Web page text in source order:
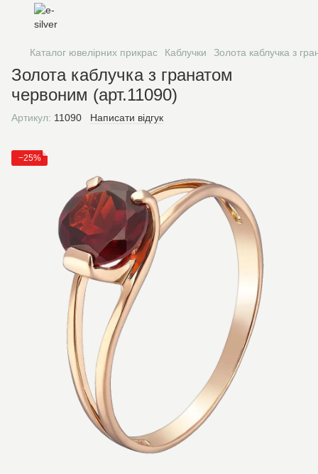
Каталог ювелірних прикрас Каблучки Золота каблучка з
Золота каблучка з гранатом
червоним (арт.11090)
Артикул: 11090 Написати відгук
−25%